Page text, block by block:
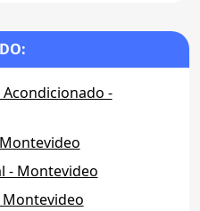
-
- Montevideo
Montevideo